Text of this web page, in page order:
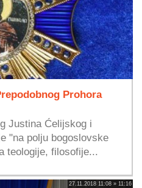
Prohora
Justina Ćelijskog i
"na polju bogoslovske
teologije, filosofije...
27.11.2018 11:08 » 11:16